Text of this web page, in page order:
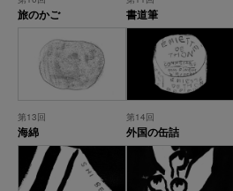
旅のかご 書道筆
第13回
海綿
第14回
外国の缶詰